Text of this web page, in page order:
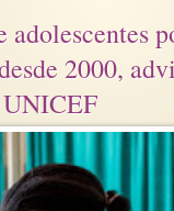
adolescentes
2000,